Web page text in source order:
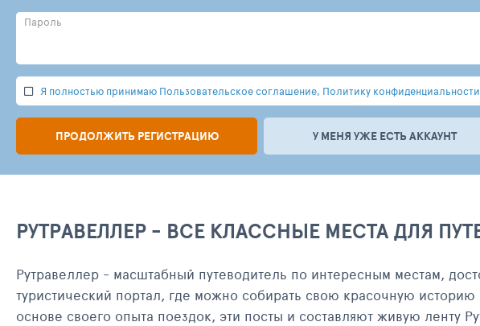
Пароль
Я полностью принимаю Пользовательское соглашение, Политику
ПРОДОЛЖИТЬ РЕГИСТРАЦИЮ У МЕНЯ УЖЕ ЕСТЬ АККАУНТ
РУТРАВЕЛЛЕР - ВСЕ КЛАССНЫЕ МЕСТА ДЛЯ
Рутравеллер - масштабный путеводитель по интересным местам,
туристический портал, где можно собирать свою красочную
основе своего опыта поездок, эти посты и составляют живую ленту